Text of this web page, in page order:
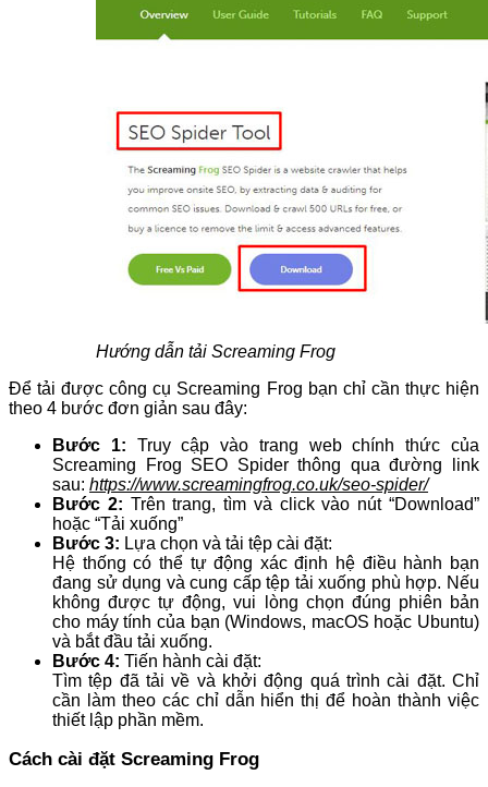
Hướng dẫn tải Screaming Frog
Để tải được công cụ Screaming Frog bạn chỉ cần thực hiện
theo 4 bước đơn giản sau đây:
Bước 1: Truy cập vào trang web chính thức của
Screaming Frog SEO Spider thông qua đường link
sau: https://www.screamingfrog.co.uk/seo-spider/
Bước 2: Trên trang, tìm và click vào nút “Download”
hoặc “Tải xuống”
Bước 3: Lựa chọn và tải tệp cài đặt:
Hệ thống có thể tự động xác định hệ điều hành bạn
đang sử dụng và cung cấp tệp tải xuống phù hợp. Nếu
không được tự động, vui lòng chọn đúng phiên bản
cho máy tính của bạn (Windows, macOS hoặc Ubuntu)
và bắt đầu tải xuống.
Bước 4: Tiến hành cài đặt:
Tìm tệp đã tải về và khởi động quá trình cài đặt. Chỉ
cần làm theo các chỉ dẫn hiển thị để hoàn thành việc
thiết lập phần mềm.
Cách cài đặt Screaming Frog